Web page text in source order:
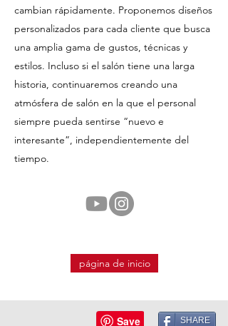
cambian rápidamente. Proponemos diseños
personalizados para cada cliente que busca
una amplia gama de gustos, técnicas y
estilos. Incluso si el salón tiene una larga
historia, continuaremos creando una
atmósfera de salón en la que el personal
siempre pueda sentirse “nuevo e
interesante”, independientemente del
tiempo.
página de inicio
SHARE